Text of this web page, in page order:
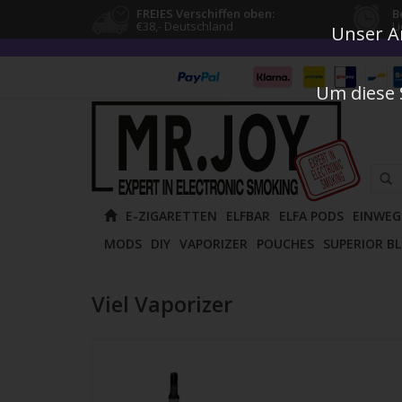
FREIES Verschiffen oben:
€38,- Deutschland
die
Pfeile
E-ZIGARETTEN ELFBAR ELFA PODS
MODS DIY VAPORIZER POUCHES SUPERIOR
Viel Vaporizer
Unser
Um diese